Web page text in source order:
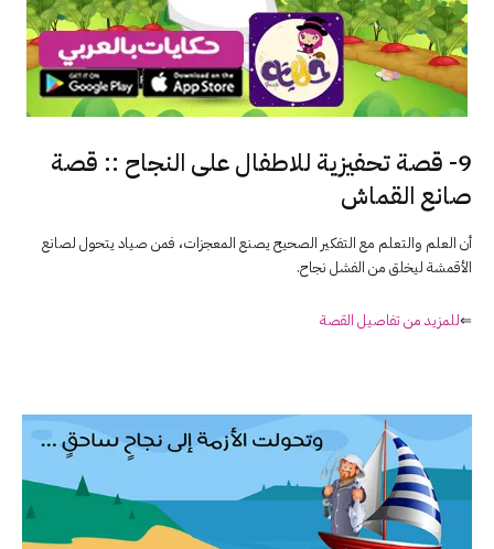
9- قصة تحفيزية للاطفال على النجاح :: قصة
صانع القماش
أن العلم والتعلم مع التفكير الصحيح يصنع المعجزات، فمن صياد يتحول لصانع
الأقمشة ليخلق من الفشل نجاح.
⇐للمزيد من تفاصيل القصة